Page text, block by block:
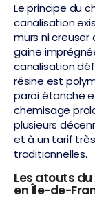
Le principe du
canalisation
murs ni creuser
gaine
canalisation
résine est
paroi étanche
chemisage
plusieurs
et à un tarif
traditionnelles.
Les atouts
en Île-de-